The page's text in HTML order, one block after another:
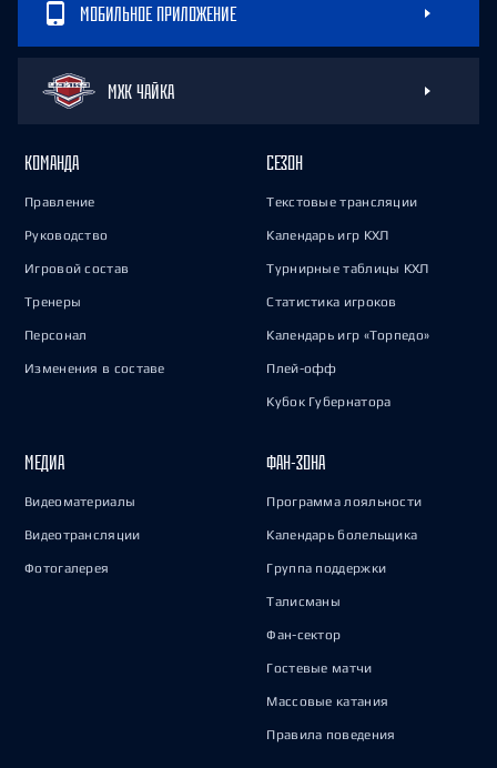
МОБИЛЬНОЕ ПРИЛОЖЕНИЕ
МХК ЧАЙКА
КОМАНДА
Правление
Руководство
Игровой состав
Тренеры
Персонал
Изменения в составе
СЕЗОН
Текстовые трансляции
Календарь игр КХЛ
Турнирные таблицы КХЛ
Статистика игроков
Календарь игр «Торпедо»
Плей-офф
Кубок Губернатора
МЕДИА
Видеоматериалы
Видеотрансляции
Фотогалерея
ФАН-ЗОНА
Программа лояльности
Календарь болельщика
Группа поддержки
Талисманы
Фан-сектор
Гостевые матчи
Массовые катания
Правила поведения